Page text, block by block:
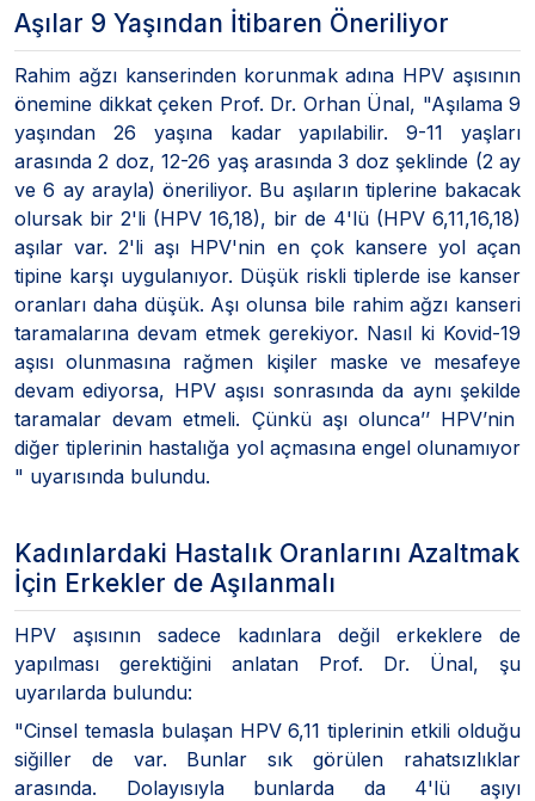
Aşılar 9 Yaşından İtibaren Öneriliyor
Rahim ağzı kanserinden korunmak adına HPV aşısının
önemine dikkat çeken Prof. Dr. Orhan Ünal, "Aşılama 9
yaşından 26 yaşına kadar yapılabilir. 9-11 yaşları
arasında 2 doz, 12-26 yaş arasında 3 doz şeklinde (2 ay
ve 6 ay arayla) öneriliyor. Bu aşıların tiplerine bakacak
olursak bir 2'li (HPV 16,18), bir de 4'lü (HPV 6,11,16,18)
aşılar var. 2'li aşı HPV'nin en çok kansere yol açan
tipine karşı uygulanıyor. Düşük riskli tiplerde ise kanser
oranları daha düşük. Aşı olunsa bile rahim ağzı kanseri
taramalarına devam etmek gerekiyor. Nasıl ki Kovid-19
aşısı olunmasına rağmen kişiler maske ve mesafeye
devam ediyorsa, HPV aşısı sonrasında da aynı şekilde
taramalar devam etmeli. Çünkü aşı olunca’’ HPV’nin
diğer tiplerinin hastalığa yol açmasına engel olunamıyor
" uyarısında bulundu.
Kadınlardaki Hastalık Oranlarını Azaltmak
İçin Erkekler de Aşılanmalı
HPV aşısının sadece kadınlara değil erkeklere de
yapılması gerektiğini anlatan Prof. Dr. Ünal, şu
uyarılarda bulundu:
"Cinsel temasla bulaşan HPV 6,11 tiplerinin etkili olduğu
siğiller de var. Bunlar sık görülen rahatsızlıklar
arasında. Dolayısıyla bunlarda da 4'lü aşıyı